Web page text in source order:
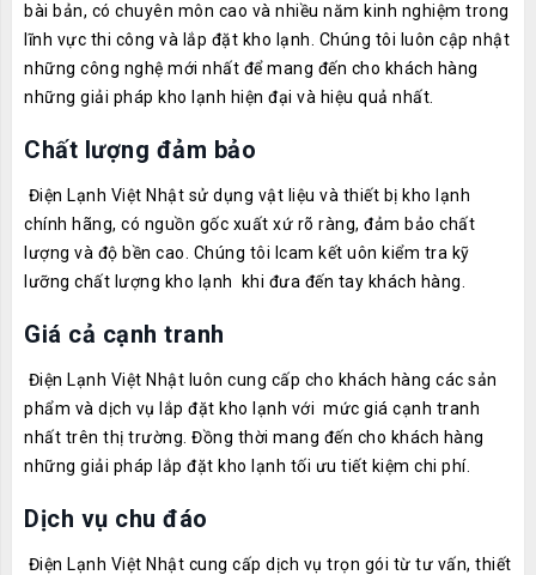
bài bản, có chuyên môn cao và nhiều năm kinh nghiệm trong
lĩnh vực thi công và lắp đặt kho lạnh. Chúng tôi luôn cập nhật
những công nghệ mới nhất để mang đến cho khách hàng
những giải pháp kho lạnh hiện đại và hiệu quả nhất.
Chất lượng đảm bảo
Điện Lạnh Việt Nhật sử dụng vật liệu và thiết bị kho lạnh
chính hãng, có nguồn gốc xuất xứ rõ ràng, đảm bảo chất
lượng và độ bền cao. Chúng tôi lcam kết uôn kiểm tra kỹ
lưỡng chất lượng kho lạnh khi đưa đến tay khách hàng.
Giá cả cạnh tranh
Điện Lạnh Việt Nhật luôn cung cấp cho khách hàng các sản
phẩm và dịch vụ lắp đặt kho lạnh với mức giá cạnh tranh
nhất trên thị trường. Đồng thời mang đến cho khách hàng
những giải pháp lắp đặt kho lạnh tối ưu tiết kiệm chi phí.
Dịch vụ chu đáo
Điện Lạnh Việt Nhật cung cấp dịch vụ trọn gói từ tư vấn, thiết